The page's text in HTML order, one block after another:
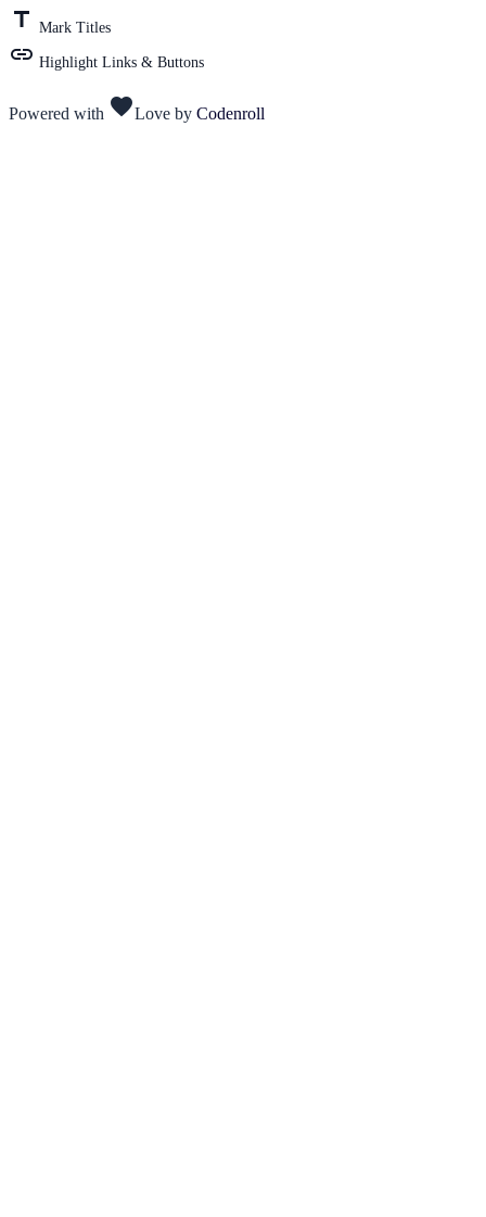
title Mark Titles
link Highlight Links & Buttons
Powered with favoriteLove by Codenroll